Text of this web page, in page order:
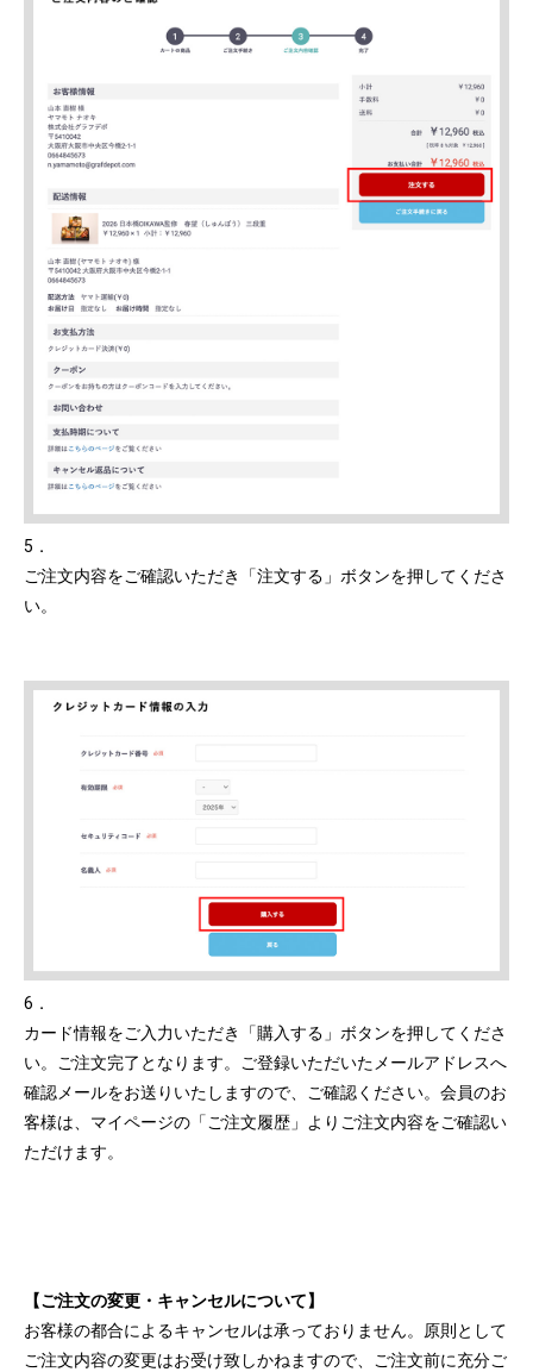
5．
ご注文内容をご確認いただき「注文する」ボタンを押してくださ
い。
6．
カード情報をご入力いただき「購入する」ボタンを押してくださ
い。ご注文完了となります。ご登録いただいたメールアドレスへ
確認メールをお送りいたしますので、ご確認ください。会員のお
客様は、マイページの「ご注文履歴」よりご注文内容をご確認い
ただけます。
【ご注文の変更・キャンセルについて】
お客様の都合によるキャンセルは承っておりません。原則として
ご注文内容の変更はお受け致しかねますので、ご注文前に充分ご